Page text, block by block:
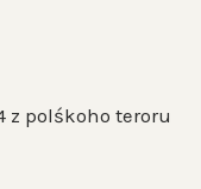
wsi
z polśkoho teroru